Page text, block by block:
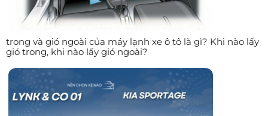
trong và gió ngoài của máy lạnh xe ô tô là gì? Khi nào lấy
gió trong, khi nào lấy gió ngoài?